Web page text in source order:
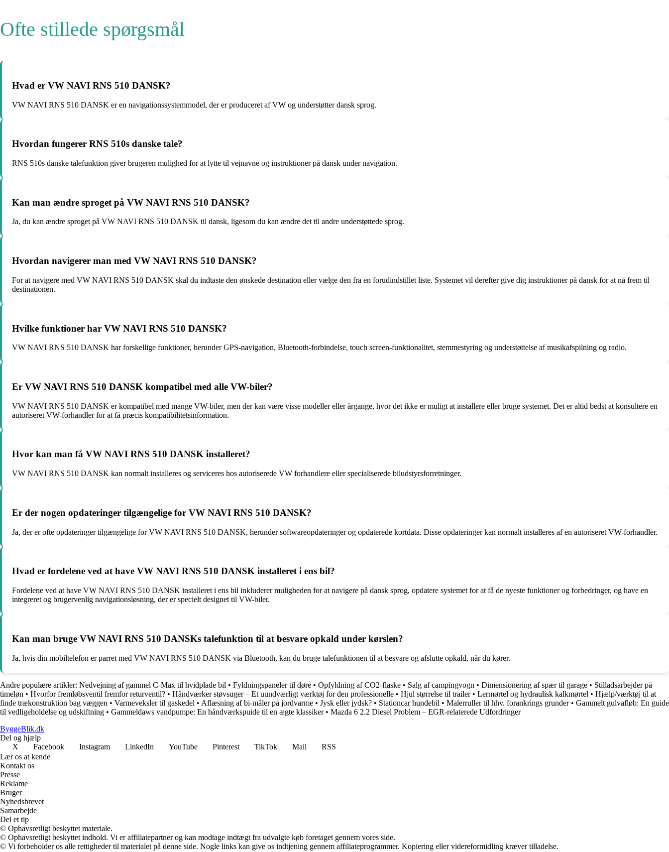
Ofte stillede spørgsmål
Hvad er VW NAVI RNS 510 DANSK?
VW NAVI RNS 510 DANSK er en navigationssystemmodel, der er produceret af VW og understøtter dansk sprog.
Hvordan fungerer RNS 510s danske tale?
RNS 510s danske talefunktion giver brugeren mulighed for at lytte til vejnavne og instruktioner på dansk under navigation.
Kan man ændre sproget på VW NAVI RNS 510 DANSK?
Ja, du kan ændre sproget på VW NAVI RNS 510 DANSK til dansk, ligesom du kan ændre det til andre understøttede sprog.
Hvordan navigerer man med VW NAVI RNS 510 DANSK?
For at navigere med VW NAVI RNS 510 DANSK skal du indtaste den ønskede destination eller vælge den fra en forudindstillet liste. Systemet vil derefter give dig instruktioner på dansk for at nå frem til
destinationen.
Hvilke funktioner har VW NAVI RNS 510 DANSK?
VW NAVI RNS 510 DANSK har forskellige funktioner, herunder GPS-navigation, Bluetooth-forbindelse, touch screen-funktionalitet, stemmestyring og understøttelse af musikafspilning og radio.
Er VW NAVI RNS 510 DANSK kompatibel med alle VW-biler?
VW NAVI RNS 510 DANSK er kompatibel med mange VW-biler, men der kan være visse modeller eller årgange, hvor det ikke er muligt at installere eller bruge systemet. Det er altid bedst at konsultere en
autoriseret VW-forhandler for at få præcis kompatibilitetsinformation.
Hvor kan man få VW NAVI RNS 510 DANSK installeret?
VW NAVI RNS 510 DANSK kan normalt installeres og serviceres hos autoriserede VW forhandlere eller specialiserede biludstyrsforretninger.
Er der nogen opdateringer tilgængelige for VW NAVI RNS 510 DANSK?
Ja, der er ofte opdateringer tilgængelige for VW NAVI RNS 510 DANSK, herunder softwareopdateringer og opdaterede kortdata. Disse opdateringer kan normalt installeres af en autoriseret VW-forhandler.
Hvad er fordelene ved at have VW NAVI RNS 510 DANSK installeret i ens bil?
Fordelene ved at have VW NAVI RNS 510 DANSK installeret i ens bil inkluderer muligheden for at navigere på dansk sprog, opdatere systemet for at få de nyeste funktioner og forbedringer, og have en
integreret og brugervenlig navigationsløsning, der er specielt designet til VW-biler.
Kan man bruge VW NAVI RNS 510 DANSKs talefunktion til at besvare opkald under kørslen?
Ja, hvis din mobiltelefon er parret med VW NAVI RNS 510 DANSK via Bluetooth, kan du bruge talefunktionen til at besvare og afslutte opkald, når du kører.
Andre populære artikler: Nedvejning af gammel C-Max til hvidplade bil • Fyldningspaneler til døre • Opfyldning af CO2-flaske • Salg af campingvogn • Dimensionering af spær til garage • Stilladsarbejder på
timeløn • Hvorfor fremløbsventil fremfor returventil? • Håndværker støvsuger – Et uundværligt værktøj for den professionelle • Hjul størrelse til trailer• Lermørtel og hydraulisk kalkmørtel • Hjælp/værktøj til at
finde trækonstruktion bag væggen • Varmeveksler til gaskedel • Aflæsning af bi-måler på jordvarme • Jysk eller jydsk? • Stationcar hundebil • Malerruller til hhv. forankrings grunder• Gammelt gulvafløb: En guide
til vedligeholdelse og udskiftning • Gammeldaws vandpumpe: En håndværkspuide til en ægte klassiker• Mazda 6 2.2 Diesel Problem – EGR-relaterede Udfordringer
ByggeBlik.dk
Del og hjælp
X
Facebook Instagram LinkedIn YouTube Pinterest TikTok Mail
RSS
Lær os at kende
Kontakt os
Presse
Reklame
Bruger
Nyhedsbrevet
Samarbejde
Del et tip
© Ophavsretligt beskyttet materiale.
© Ophavsretligt beskyttet indhold. Vi er affiliatepartner og kan modtage indtægt fra udvalgte køb foretaget gennem vores side.
© Vi forbeholder os alle rettigheder til materialet på denne side. Nogle links kan give os indtjening gennem affiliateprogrammer. Kopiering eller videreformidling kræver tilladelse.